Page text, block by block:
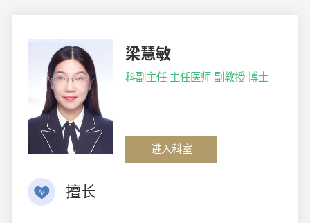
梁慧敏
科副主任 主任医师 副教授 博士
进入科室
擅长